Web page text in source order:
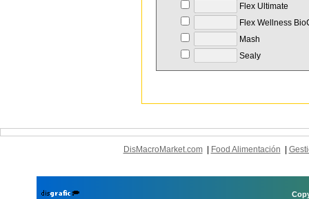
Flex Ultimate
Flex Wellness
Mash
Sealy
DisMacroMarket.com| Food Alimentación